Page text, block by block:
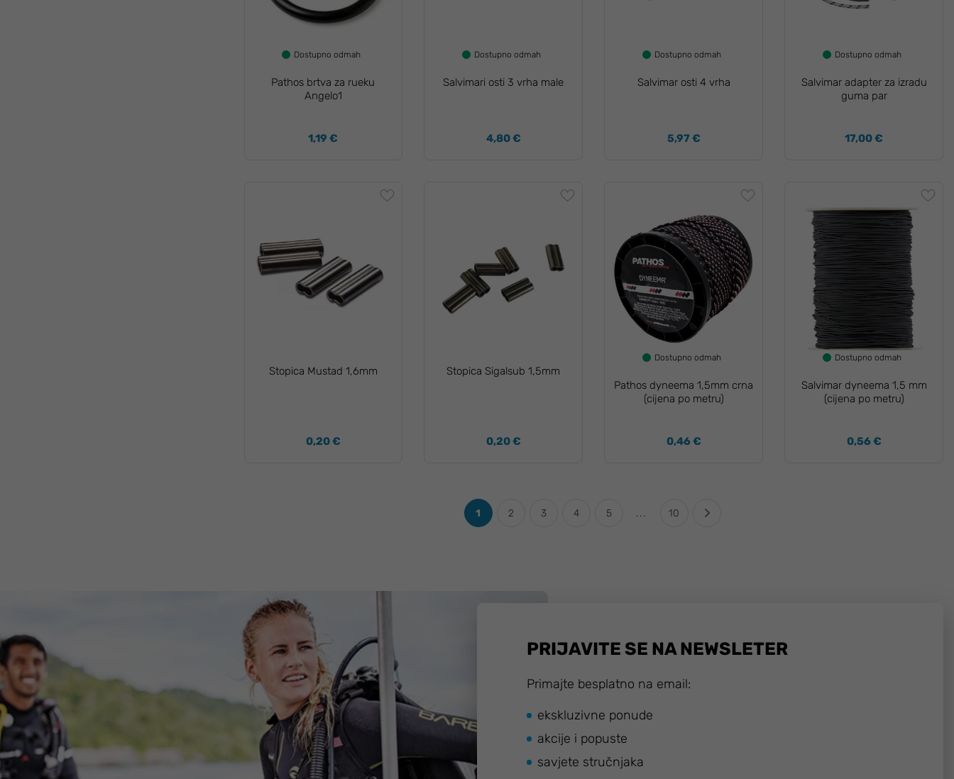
Dostupno odmah
Pathos brtva za rueku
Angelo1
1,19 €
Dostupno odmah
Salvimari osti 3 vrha male
4,80 €
Dostupno odmah
Salvimar osti 4 vrha
5,97 €
Dostupno odmah
Salvimar adapter za izradu
guma par
17,00 €
Stopica Mustad 1,6mm
0,20 €
Stopica Sigalsub 1,5mm
0,20 €
Dostupno odmah
Pathos dyneema 1,5mm crna
(cijena po metru)
0,46 €
Dostupno odmah
Salvimar dyneema 1,5 mm
(cijena po metru)
0,56 €
1 2 3 4 5 ... 10
PRIJAVITE SE NA NEWSLETER
Primajte besplatno na email:
ekskluzivne ponude
akcije i popuste
savjete stručnjaka